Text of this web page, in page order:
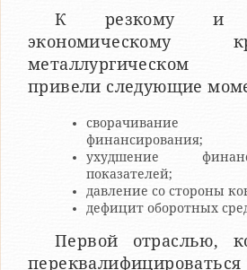
К резкому и
экономическому
металлургическом
привели следующие
финансирования;
ухудшение
показателей;
давление со стороны
дефицит оборотных
Первой отраслью,